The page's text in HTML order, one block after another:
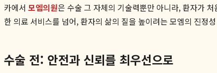
카에서 모엠의원은 수술 그 자체의 기술력뿐만 아니라, 환자가
한 의료 서비스를 넘어, 환자의 삶의 질을 높이려는 모엠의 진정
수술 전: 안전과 신뢰를 최우선으로